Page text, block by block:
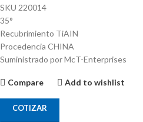
SKU 220014
35°
Recubrimiento TiAIN
Procedencia CHINA
Suministrado por McT-Enterprises
Compare Add to wishlist
COTIZAR